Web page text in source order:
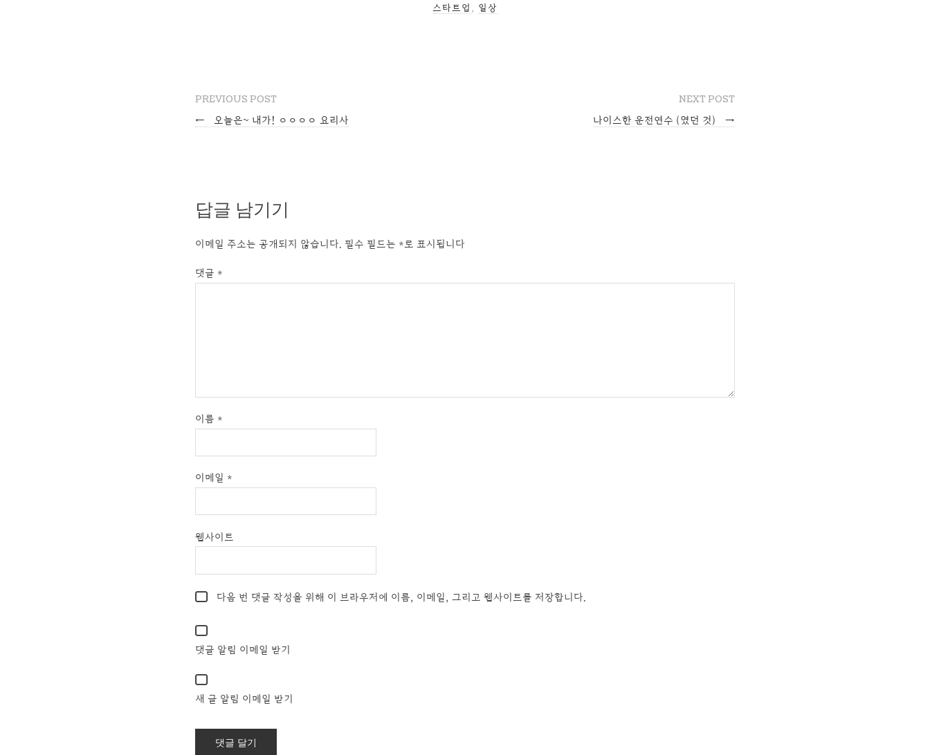
스타트업 , 일상
PREVIOUS POST
← 오늘은~ 내가! ㅇㅇㅇㅇ 요리사
NEXT POST
나이스한 운전연수 (였던 것) →
답글 남기기
이메일 주소는 공개되지 않습니다. 필수 필드는 *로 표시됩니다
댓글 *
이름 *
이메일 *
웹사이트
다음 번 댓글 작성을 위해 이 브라우저에 이름, 이메일, 그리고 웹사이트를 저장합니다.
댓글 알림 이메일 받기
새 글 알림 이메일 받기